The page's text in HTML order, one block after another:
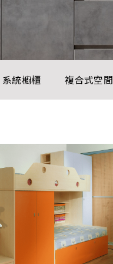
系統櫥櫃 複合式空間